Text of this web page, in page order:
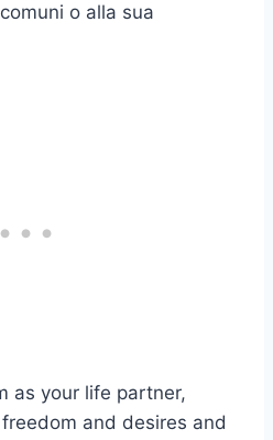
o alla sua
as your life partner,
and desires and